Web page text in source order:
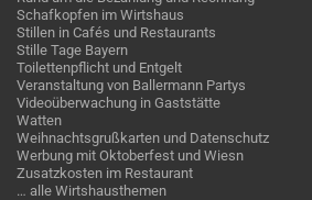
Schafkopfen im Wirtshaus
Stillen in Cafés und Restaurants
Stille Tage Bayern
Toilettenpflicht und Entgelt
Veranstaltung von Ballermann Partys
Videoüberwachung in Gaststätte
Watten
Weihnachtsgrußkarten und Datenschutz
Werbung mit Oktoberfest und Wiesn
Zusatzkosten im Restaurant
… alle Wirtshausthemen